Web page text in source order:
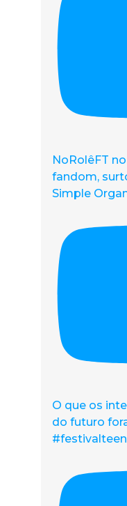
NoRolêFT
fandom,
Simple
O que os
do futuro